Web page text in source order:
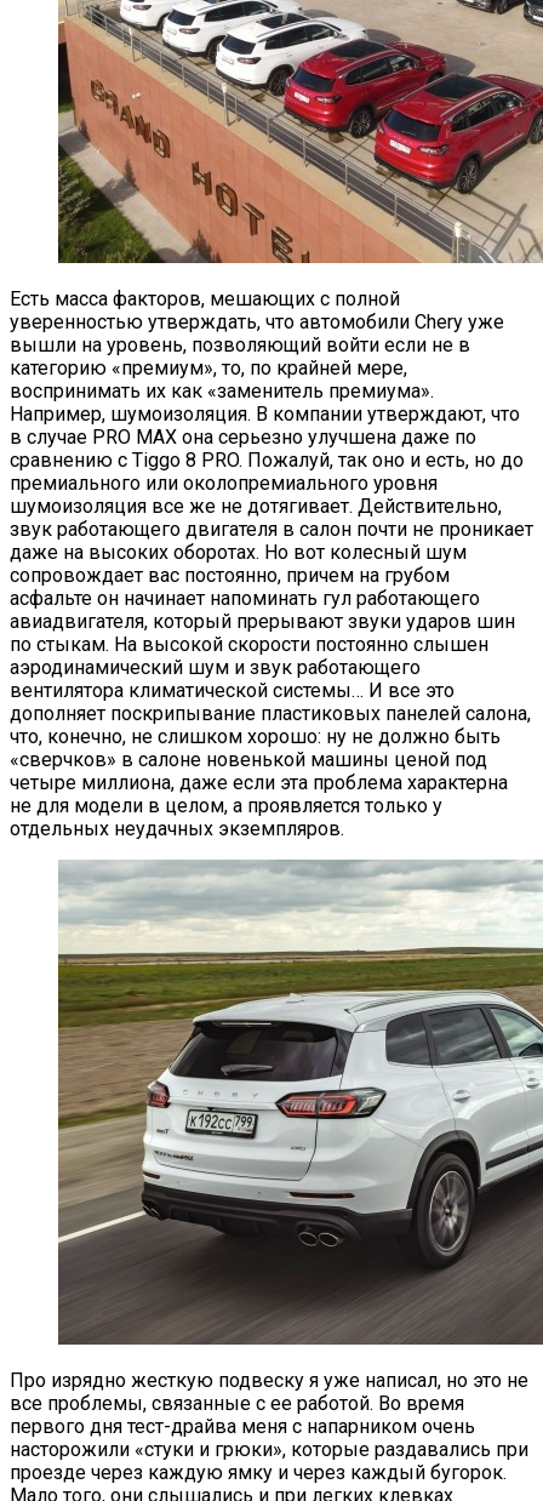
Есть масса факторов, мешающих с полной
уверенностью утверждать, что автомобили Chery уже
вышли на уровень, позволяющий войти если не в
категорию «премиум», то, по крайней мере,
воспринимать их как «заменитель премиума».
Например, шумоизоляция. В компании утверждают, что
в случае PRO MAX она серьезно улучшена даже по
сравнению с Tiggo 8 PRO. Пожалуй, так оно и есть, но до
премиального или околопремиального уровня
шумоизоляция все же не дотягивает. Действительно,
звук работающего двигателя в салон почти не проникает
даже на высоких оборотах. Но вот колесный шум
сопровождает вас постоянно, причем на грубом
асфальте он начинает напоминать гул работающего
авиадвигателя, который прерывают звуки ударов шин
по стыкам. На высокой скорости постоянно слышен
аэродинамический шум и звук работающего
вентилятора климатической системы… И все это
дополняет поскрипывание пластиковых панелей салона,
что, конечно, не слишком хорошо: ну не должно быть
«сверчков» в салоне новенькой машины ценой под
четыре миллиона, даже если эта проблема характерна
не для модели в целом, а проявляется только у
отдельных неудачных экземпляров.
Про изрядно жесткую подвеску я уже написал, но это не
все проблемы, связанные с ее работой. Во время
первого дня тест-драйва меня с напарником очень
насторожили «стуки и грюки», которые раздавались при
проезде через каждую ямку и через каждый бугорок.
Мало того, они слышались и при легких клевках